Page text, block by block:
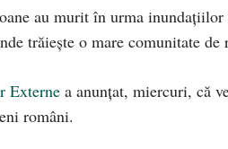
au murit în urma
trăiește o mare comunitate de
Externe a anunțat, miercuri, că
români.